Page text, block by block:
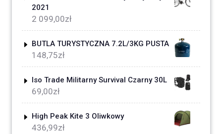
2021
2 099,00zł
BUTLA TURYSTYCZNA 7.2L/3KG PUSTA
148,75zł
Iso Trade Militarny Survival Czarny 30L
69,00zł
High Peak Kite 3 Oliwkowy
436,99zł